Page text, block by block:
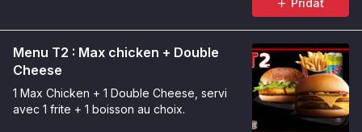
Pridať
Menu T2 : Max chicken + Double
Cheese
1 Max Chicken + 1 Double Cheese, servi
avec 1 frite + 1 boisson au choix.